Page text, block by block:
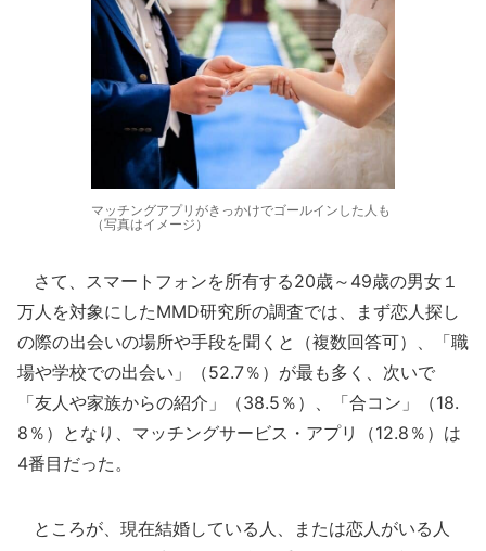
マッチングアプリがきっかけでゴールインした人も
（写真はイメージ）
さて、スマートフォンを所有する20歳～49歳の男女１
万人を対象にしたMMD研究所の調査では、まず恋人探し
の際の出会いの場所や手段を聞くと（複数回答可）、「職
場や学校での出会い」（52.7％）が最も多く、次いで
「友人や家族からの紹介」（38.5％）、「合コン」（18.
8％）となり、マッチングサービス・アプリ（12.8％）は
4番目だった。
ところが、現在結婚している人、または恋人がいる人